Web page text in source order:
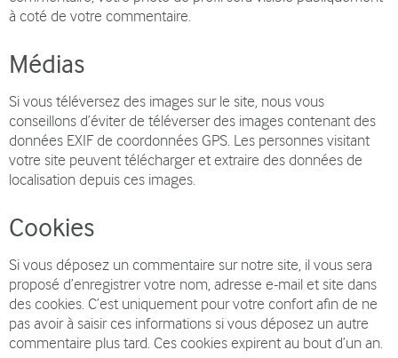
à coté de votre commentaire.
Médias
Si vous téléversez des images sur le site, nous vous
conseillons d’éviter de téléverser des images contenant des
données EXIF de coordonnées GPS. Les personnes visitant
votre site peuvent télécharger et extraire des données de
localisation depuis ces images.
Cookies
Si vous déposez un commentaire sur notre site, il vous sera
proposé d’enregistrer votre nom, adresse e-mail et site dans
des cookies. C’est uniquement pour votre confort afin de ne
pas avoir à saisir ces informations si vous déposez un autre
commentaire plus tard. Ces cookies expirent au bout d’un an.